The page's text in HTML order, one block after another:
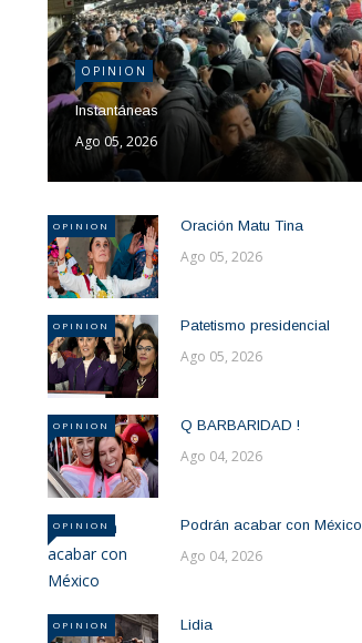
OPINION
Instantáneas
Ago 05, 2026
OPINION Oración Matu Tina
Ago 05, 2026
OPINION Patetismo presidencial
Ago 05, 2026
OPINION Q BARBARIDAD !
Ago 04, 2026
OPINION Podrán acabar con México
Ago 04, 2026
OPINION Lidia